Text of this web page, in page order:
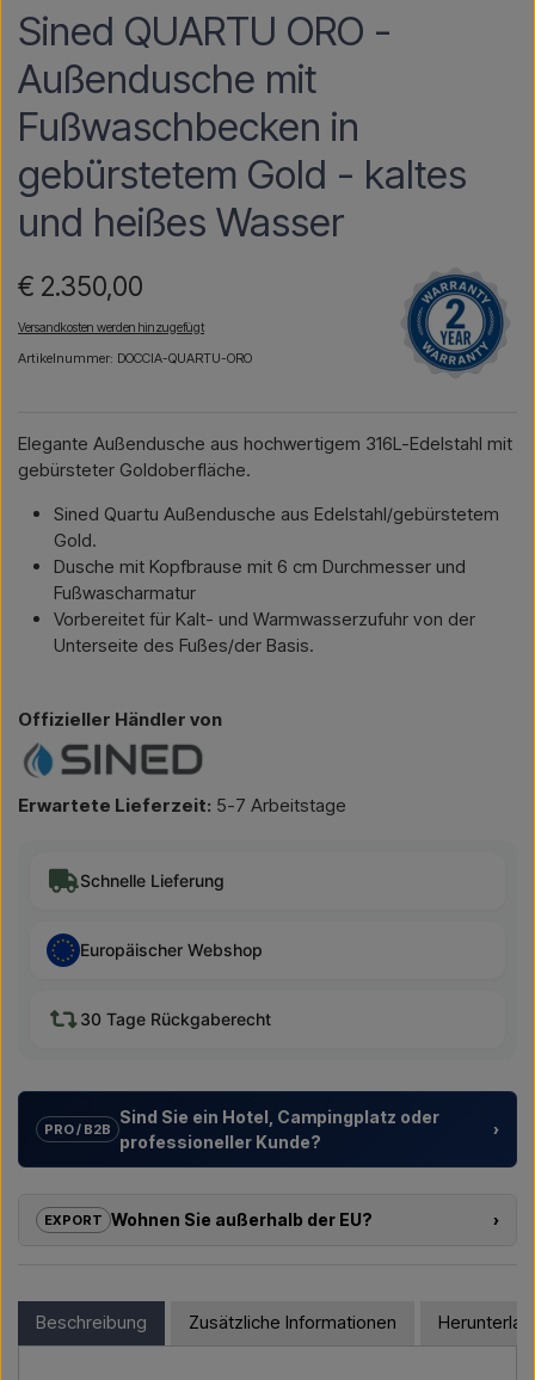
Sined QUARTU ORO -
Außendusche mit
Fußwaschbecken in
gebürstetem Gold - kaltes
und heißes Wasser
€ 2.350,00
Versandkosten werden hinzugefügt
Artikelnummer: DOCCIA-QUARTU-ORO
Elegante Außendusche aus hochwertigem 316L-Edelstahl mit
gebürsteter Goldoberfläche.
Sined Quartu Außendusche aus Edelstahl/gebürstetem
Gold.
Dusche mit Kopfbrause mit 6 cm Durchmesser und
Fußwascharmatur
Vorbereitet für Kalt- und Warmwasserzufuhr von der
Unterseite des Fußes/der Basis.
Offizieller Händler von
Erwartete Lieferzeit: 5-7 Arbeitstage
Schnelle Lieferung
Europäischer Webshop
30 Tage Rückgaberecht
PRO / B2B
Sind Sie ein Hotel, Campingplatz oder
professioneller Kunde?
›
Projektentwickler mit
Außenduschen – von der Modellauswahl bis zur richtigen
Möchten Sie einAngebot für ein Projekt oder eine
größere Lieferung, dann kontaktieren Sie uns – wir
antworten schnell.
EXPORT Wohnen Sie außerhalb der EU?
›
Webshop bestellen. Stattdessen können Sie uns kontaktieren
und einen Preis inklusive Lieferung und ggf. Zolldokumenten
Beschreibung Zusätzliche Informationen